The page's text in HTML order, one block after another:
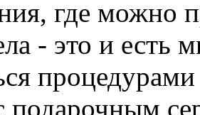
где можно
- это и есть
подарочным